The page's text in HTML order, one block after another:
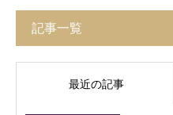
記事一覧
最近の記事